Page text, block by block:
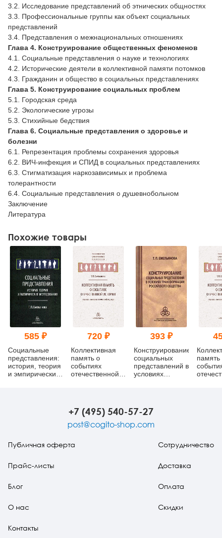
3.2. Исследование представлений об этнических общностях
3.3. Профессиональные группы как объект социальных
представлений
3.4. Представления о межнациональных отношениях
Глава 4. Конструирование общественных феноменов
4.1. Социальные представления о науке и технологиях
4.2. Исторические деятели в коллективной памяти потомков
4.3. Гражданин и общество в социальных представлениях
Глава 5. Конструирование социальных проблем
5.1. Городская среда
5.2. Экологические угрозы
5.3. Стихийные бедствия
Глава 6. Социальные представления о здоровье и
болезни
6.1. Репрезентация проблемы сохранения здоровья
6.2. ВИЧ-инфекция и СПИД в социальных представлениях
6.3. Стигматизация наркозависимых и проблема
толерантности
6.4. Социальные представления о душевнобольном
Заключение
Литература
Похожие товары
585 ₽
Социальные
представления:
история, теория
и эмпирические
720 ₽
Коллективная
память о
событиях
отечественной
393 ₽
Конструирование
социальных
представлений в
условиях
память
+7 (495) 540-57-27
post@cogito-shop.com
Публичная оферта
Прайс-листы
Блог
О нас
Контакты
Сотрудничество
Доставка
Оплата
Скидки